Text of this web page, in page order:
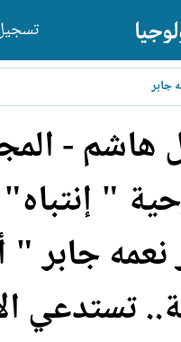
جابر
هاشم -
"
نعمه جابر "
تستدعي